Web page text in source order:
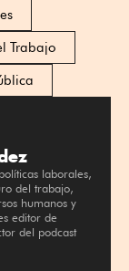
Trabajo
laborales,
del trabajo,
humanos y
editor de
del podcast